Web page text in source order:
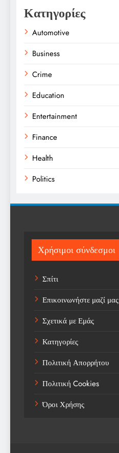
Κατηγορίες
Automotive
Business
Crime
Education
Entertainment
Finance
Health
Politics
Sport
Sports
Technology
Trending
Weather
Αγορά
Αγορά Εργασίας
Αγροτικά Νέα
Αεροπορία
Χρήσιμοι σύνδεσμοι
Σπίτι
Επικοινωνήστε μαζί μας
Σχετικά με Εμάς
Κατηγορίες
Πολιτική Απορρήτου
Πολιτική Cookies
Όροι Χρήσης